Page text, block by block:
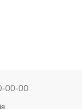
00-00